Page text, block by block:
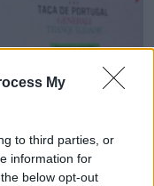
My
to third parties, or
information for
below opt-out
da Taça de